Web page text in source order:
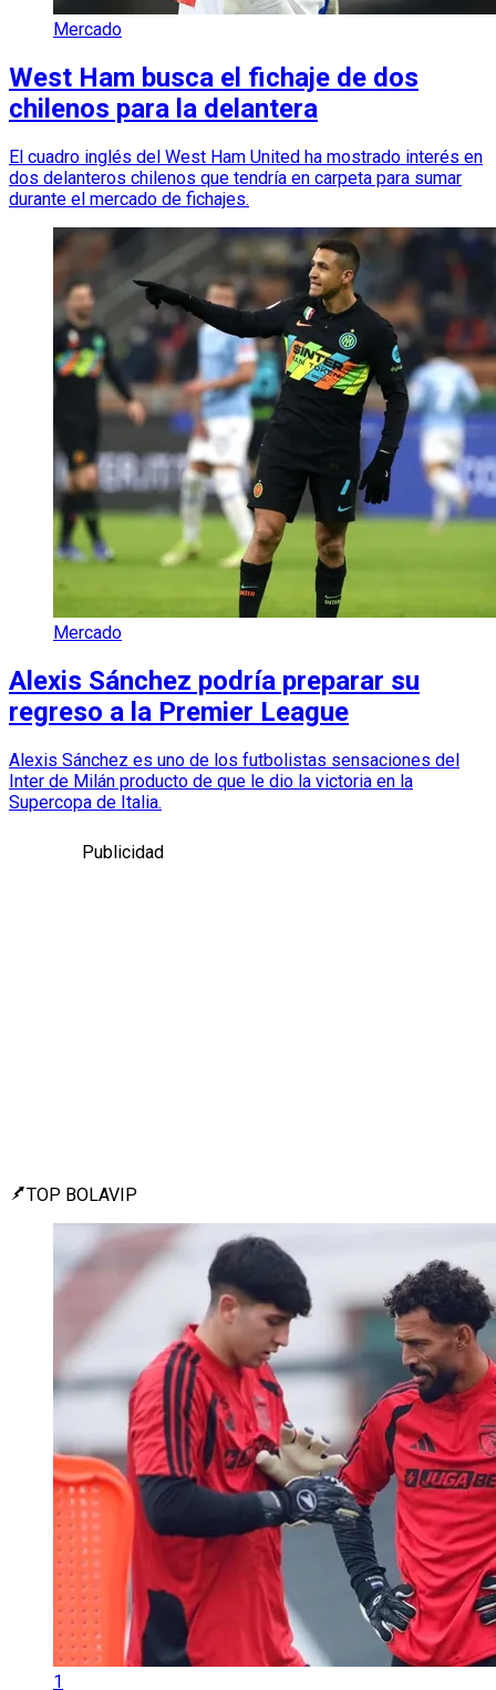
Mercado
West Ham busca el fichaje de dos
chilenos para la delantera
El cuadro inglés del West Ham United ha mostrado interés en
dos delanteros chilenos que tendría en carpeta para sumar
durante el mercado de fichajes.
Mercado
Alexis Sánchez podría preparar su
regreso a la Premier League
Alexis Sánchez es uno de los futbolistas sensaciones del
Inter de Milán producto de que le dio la victoria en la
Supercopa de Italia.
Publicidad
TOP BOLAVIP
1